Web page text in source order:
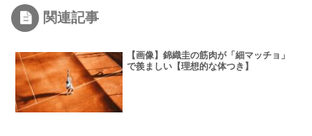
関連記事
【画像】錦織圭の筋肉が「細マッチョ」
で羨ましい【理想的な体つき】